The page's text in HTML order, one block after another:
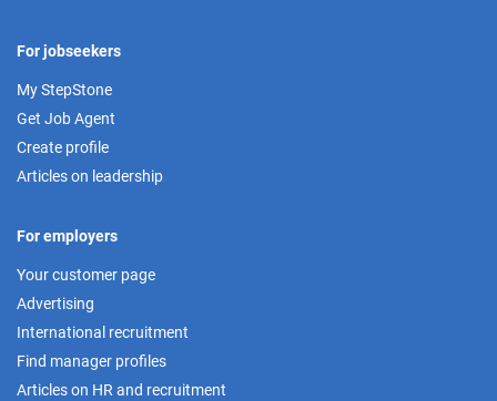
For jobseekers
My StepStone
Get Job Agent
Create profile
Articles on leadership
For employers
Your customer page
Advertising
International recruitment
Find manager profiles
Articles on HR and recruitment